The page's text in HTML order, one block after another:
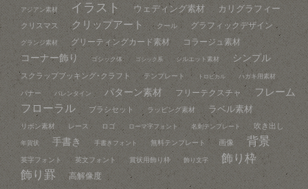
アジアン素材 イラスト ウェディング素材 カリグラフィー
クリスマス クリップアート クール グラフィックデザイン
グランジ素材 グリーティングカード素材 コラージュ素材
コーナー飾り ゴシック体 ゴシック系 シルエット素材 シンプル
スクラップブッキング･クラフト テンプレート トロピカル ハガキ用素材
バナー バレンタイン パターン素材 フリーテクスチャ
フレーム
フローラル
ブラシセット ラッピング素材 ラベル素材
リボン素材 レース ロゴ ローマ字フォント 名刺テンプレート 吹き出し
年賀状 手書き 手書きフォント 無料テンプレート 画像 背景
英字フォント 英文フォント 賞状用飾り枠 飾り文字 飾り枠
飾り罫 高解像度